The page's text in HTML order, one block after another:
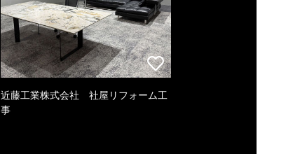
近藤工業株式会社 社屋リフォーム工
事